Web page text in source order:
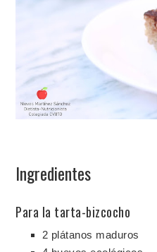
Ingredientes
Para la tarta-bizcocho
2 plátanos maduros